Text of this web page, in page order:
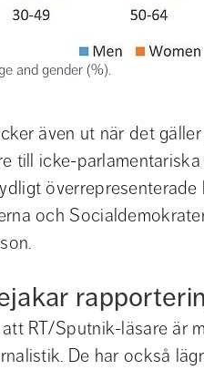
and gender (%).
även ut när det
till icke-
överrepresenterade
och
RT/Sputnik-läsare är
De har också